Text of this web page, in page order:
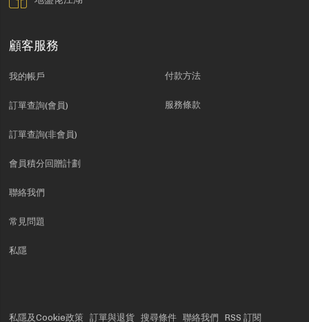
顧客服務
我的帳戶
訂單查詢(會員)
訂單查詢(非會員)
會員積分回贈計劃
聯絡我們
常見問題
私隱
付款方法
服務條款
私隱及Cookie政策 訂單與退貨 搜尋條件 聯絡我們 RSS 訂閱